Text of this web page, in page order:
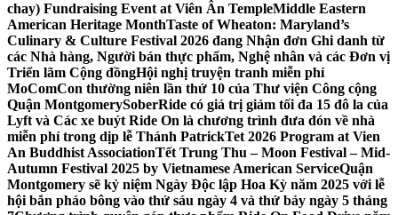
chay) Fundraising Event at Viên Ân TempleMiddle Eastern
American Heritage MonthTaste of Wheaton: Maryland’s
Culinary & Culture Festival 2026 đang Nhận đơn Ghi danh từ
các Nhà hàng, Người bán thực phẩm, Nghệ nhân và các Đơn vị
Triển lãm Cộng đồngHội nghị truyện tranh miễn phí
MoComCon thường niên lần thứ 10 của Thư viện Công cộng
Quận MontgomerySoberRide có giá trị giảm tối đa 15 đô la của
Lyft và Các xe buýt Ride On là chương trình đưa đón về nhà
miễn phí trong dịp lễ Thánh PatrickTet 2026 Program at Vien
An Buddhist AssociationTết Trung Thu – Moon Festival – Mid-
Autumn Festival 2025 by Vietnamese American ServiceQuận
Montgomery sẽ kỷ niệm Ngày Độc lập Hoa Kỳ năm 2025 với lễ
hội bắn pháo bông vào thứ sáu ngày 4 và thứ bảy ngày 5 tháng